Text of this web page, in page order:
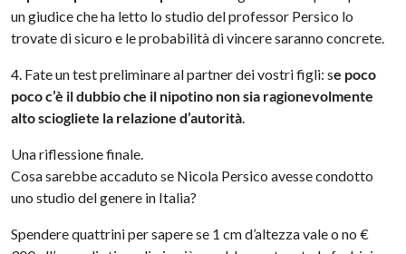
un giudice che ha letto lo studio del professor Persico lo
trovate di sicuro e le probabilità divinceresaranno concrete.
4. Fate un test preliminare al partner dei vostri figli: se poco
poco c’è il dubbio che il nipotino non sia ragionevolmente
alto sciogliete la relazione d’autorità
Una riflessione finale.
Cosa sarebbe accaduto se Nicola Persico avesse condotto
uno studio del genere in Italia?
Spendere quattrini per sapere se 1 cm d’altezza vale o no €